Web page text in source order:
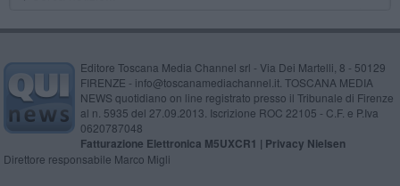
Editore Toscana Media Channel srl - Via Dei Martelli, 8 - 50129
FIRENZE - info@toscanamediachannel.it. TOSCANA MEDIA
NEWS quotidiano on line registrato presso il Tribunale di Firenze
al n. 5935 del 27.09.2013. Iscrizione ROC 22105 - C.F. e P.Iva
0620787048
Fatturazione Elettronica M5UXCR1 | Privacy Nielsen
Direttore responsabile Marco Migli